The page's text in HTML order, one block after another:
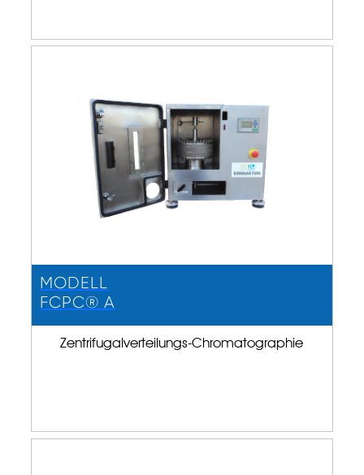
MODELL
FCPC® A
Zentrifugalverteilungs-Chromatographie